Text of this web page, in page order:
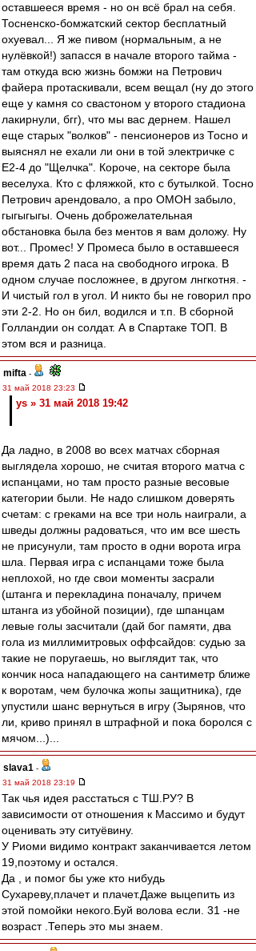
оставшееся время - но он всё брал на себя.
Тосненско-бомжатский сектор бесплатный
охуевал... Я же пивом (нормальным, а не
нулёвкой!) запасся в начале второго тайма -
там откуда всю жизнь бомжи на Петрович
файера протаскивали, всем вещал (ну до этого
еще у камня со свастоном у второго стадиона
лакирнули, бгг), что мы вас дернем. Нашел
еще старых "волков" - пенсионеров из Тосно и
выяснял не ехали ли они в той электричке с
Е2-4 до "Щелчка". Короче, на секторе была
веселуха. Кто с фляжкой, кто с бутылкой. Тосно
Петрович арендовало, а про ОМОН забыло,
гыгыгыгы. Очень доброжелательная
обстановка была без ментов я вам доложу. Ну
вот... Промес! У Промеса было в оставшееся
время дать 2 паса на свободного игрока. В
одном случае посложнее, в другом лнгкотня. -
И чистый гол в угол. И никто бы не говорил про
эти 2-2. Но он бил, водился и т.п. В сборной
Голландии он солдат. А в Спартаке ТОП. В
этом вся и разница.
mifta -
31 май 2018 23:23
ys » 31 май 2018 19:42
Да ладно, в 2008 во всех матчах сборная
выглядела хорошо, не считая второго матча с
испанцами, но там просто разные весовые
категории были. Не надо слишком доверять
счетам: с греками на все три ноль наиграли, а
шведы должны радоваться, что им все шесть
не присунули, там просто в одни ворота игра
шла. Первая игра с испанцами тоже была
неплохой, но где свои моменты засрали
(штанга и перекладина поначалу, причем
штанга из убойной позиции), где шпанцам
левые голы засчитали (дай бог памяти, два
гола из миллимитровых оффсайдов: судью за
такие не поругаешь, но выглядит так, что
кончик носа нападающего на сантиметр ближе
к воротам, чем булочка жопы защитника), где
упустили шанс вернуться в игру (Зырянов, что
ли, криво принял в штрафной и пока боролся с
мячом...)...
slava1 -
31 май 2018 23:19
Так чья идея расстаться с ТШ.РУ? В
зависимости от отношения к Массимо и будут
оценивать эту ситуёвину.
У Риоми видимо контракт заканчивается летом
19,поэтому и остался.
Да , и помог бы уже кто нибудь
Сухареву,плачет и плачет.Даже выцепить из
этой помойки некого.Буй волова если. 31 -не
возраст .Теперь это мы знаем.